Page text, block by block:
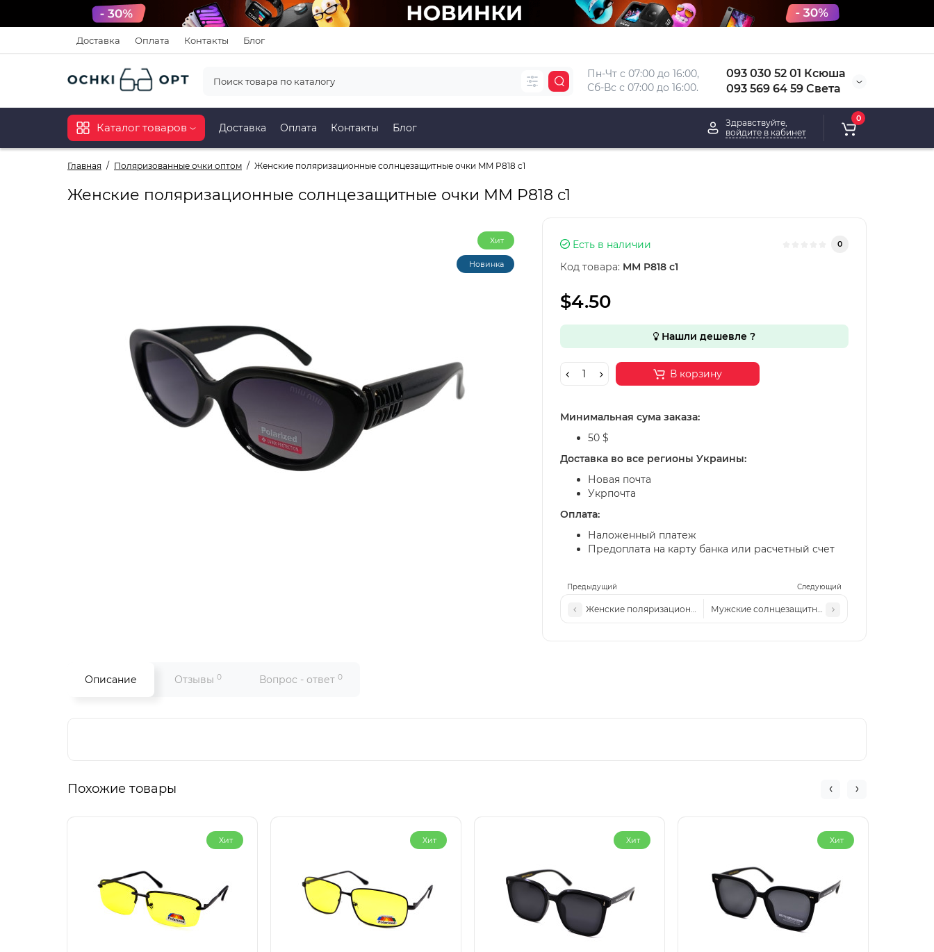
Доставка Оплата Контакты Блог
Пн-Чт с 07:00 до 16:00,
Сб-Вс с 07:00 до 16:00.
093 030 52 01 Ксюша
093 569 64 59 Света
Каталог товаров Доставка Оплата Контакты Блог
Здравствуйте,
войдите в кабинет
0
Главная Поляризованные очки оптом Женские поляризационные солнцезащитные очки MM P818 c1
Женские поляризационные солнцезащитные очки MM P818 c1
Хит
Новинка
Предыдущий Следующий
Женские поляризационные солнцезащитные очки MM P818 c2
Мужские солнцезащитные очки Polarized Lac P991
Есть в наличии 0
Код товара: MM P818 c1
$4.50
Нашли дешевле ?
В корзину
Минимальная сума заказа:
50 $
Доставка во все регионы Украины:
Новая почта
Укрпочта
Оплата:
Наложенный платеж
Предоплата на карту банка или расчетный счет
Описание Отзывы 0 Вопрос - ответ 0
Похожие товары
Хит Хит Хит Хит